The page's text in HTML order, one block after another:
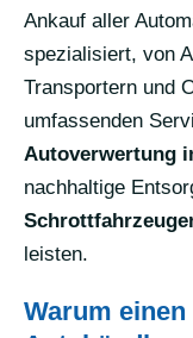
Ankauf aller
spezialisiert, von
Transportern und
umfassenden
Autoverwertung
nachhaltige
leisten.
Warum